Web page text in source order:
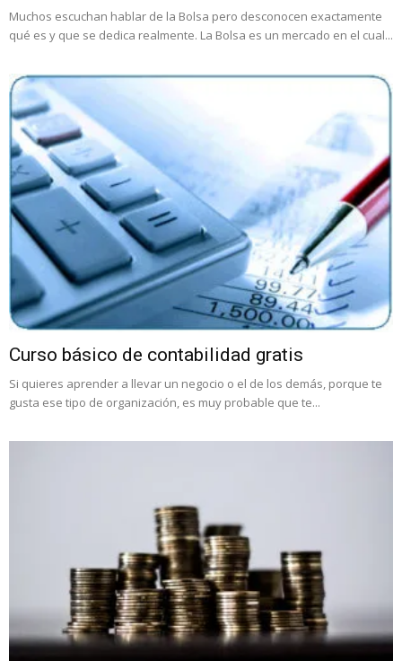
Muchos escuchan hablar de la Bolsa pero desconocen exactamente
qué es y que se dedica realmente. La Bolsa es un mercado en el cual...
Curso básico de contabilidad gratis
Si quieres aprender a llevar un negocio o el de los demás, porque te
gusta ese tipo de organización, es muy probable que te...